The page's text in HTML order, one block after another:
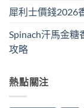
犀利士價錢2026
Spinach汗馬金
攻略
熱點關注